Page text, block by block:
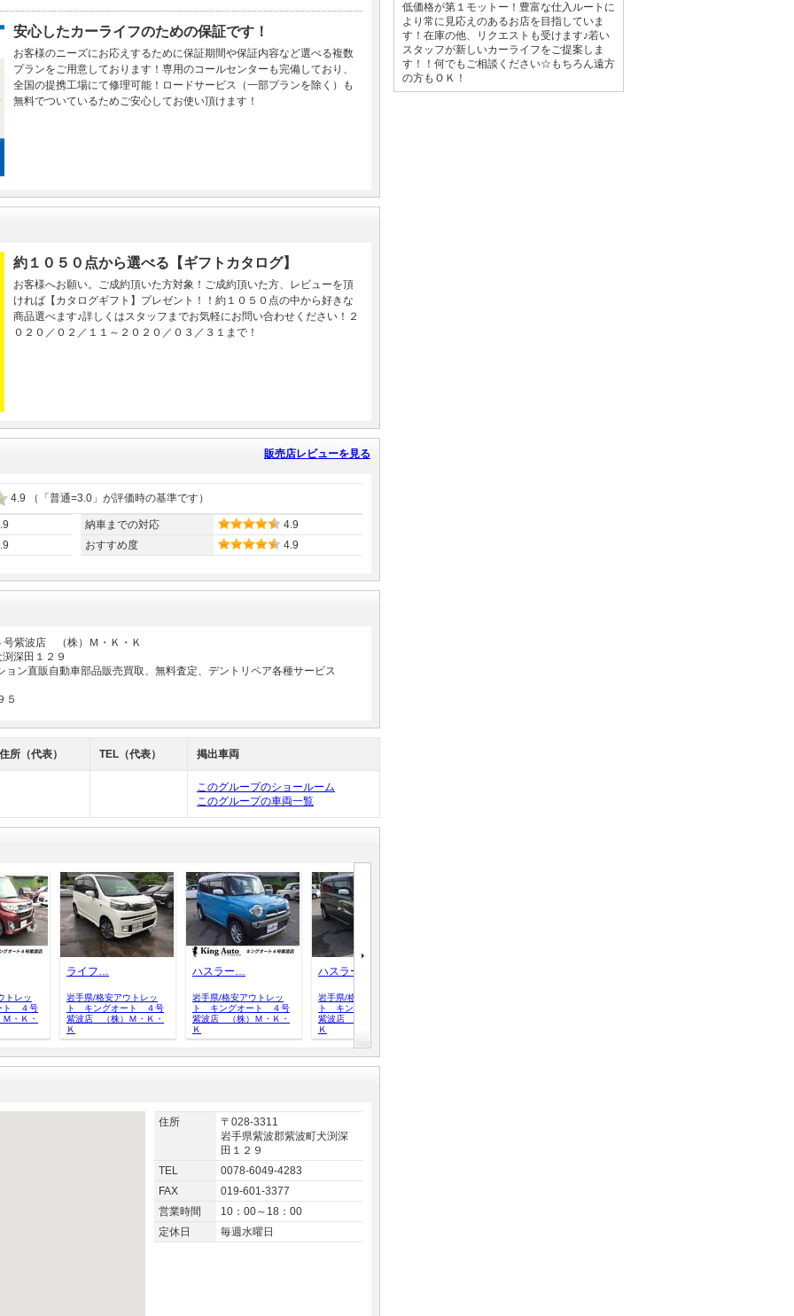
安心したカーライフのための保証です！
お客様のニーズにお応えするために保証期間や保証内容など選べる複数
プランをご用意しております！専用のコールセンターも完備しており、
全国の提携工場にて修理可能！ロードサービス（一部プランを除く）も
無料でついているためご安心してお使い頂けます！
約１０５０点から選べる【ギフトカタログ】
お客様へお願い。ご成約頂いた方対象！ご成約頂いた方、レビューを頂
ければ【カタログギフト】プレゼント！！約１０５０点の中から好きな
商品選べます♪詳しくはスタッフまでお気軽にお問い合わせください！２
０２０／０２／１１～２０２０／０３／３１まで！
販売店レビューを見る
4.9 （「普通=3.0」が評価時の基準です）
納車までの対応
4.9
おすすめ度
4.9
紫波店 （株）Ｍ・Ｋ・Ｋ
深田１２９
ン直販自動車部品販売買取、無料査定、デントリペア各種サービス
５
住所（代表） TEL（代表） 掲出車両
このグループのショールーム
このグループの車両一覧
トレッ
ト ４号
・Ｋ・
ライフ…
岩手県/格安アウトレッ
ト キングオート ４号
紫波店 （株）Ｍ・Ｋ・
Ｋ
ハスラー…
岩手県/格安アウトレッ
ト キングオート ４号
紫波店 （株）Ｍ・Ｋ・
Ｋ
ハスラー…
岩手県/格安アウトレッ
ト キングオート ４号
紫波店 （株）Ｍ・Ｋ・
Ｋ
住所
〒028-3311
岩手県紫波郡紫波町犬渕深
田１２９
TEL
0078-6049-4283
FAX
019-601-3377
営業時間
10：00～18：00
定休日
毎週水曜日
低価格が第１モットー！豊富な仕入ルートに
より常に見応えのあるお店を目指していま
す！在庫の他、リクエストも受けます♪若い
スタッフが新しいカーライフをご提案しま
す！！何でもご相談ください☆もちろん遠方
の方もＯＫ！